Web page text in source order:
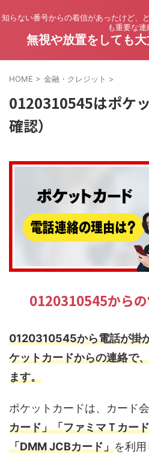
知らない番号からの着信があったけど、
も重要な連
無視や放置をしても
HOME > 金融・クレジット >
0120310545はポケ
確認）
0120310545から
0120310545から電話が掛
ケットカードからの連絡で
ます。
ポケットカードは、カード会
カード」「ファミマＴカー
「DMM JCBカード」を利